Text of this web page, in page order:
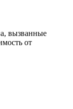
вызванные
от